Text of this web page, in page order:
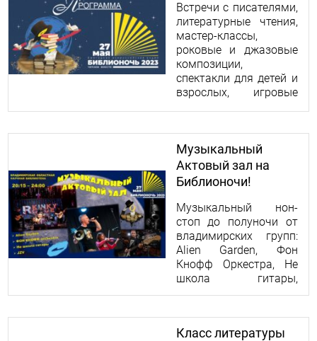
Встречи с писателями,
литературные чтения,
мастер-классы,
роковые и джазовые
композиции,
спектакли для детей и
взрослых, игровые
подарки всем
участникам.
Музыкальный
Актовый зал на
Библионочи!
Музыкальный нон-
стоп до полуночи от
владимирских групп:
Alien Garden, Фон
Кнофф Оркестра, Не
школа гитары,
Коллектив JZV.
Класс литературы